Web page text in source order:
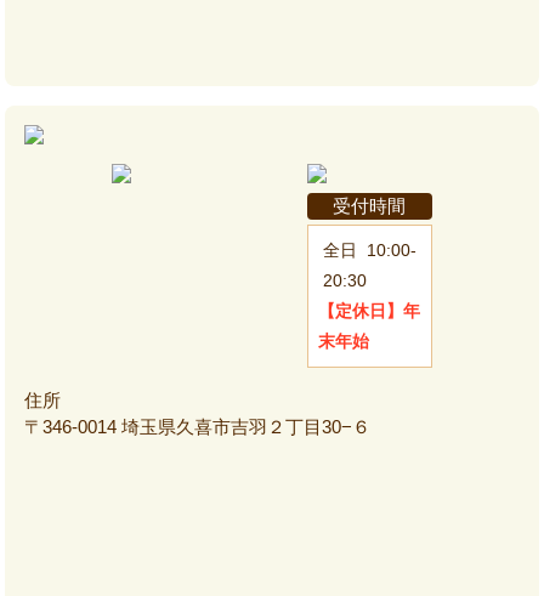
受付時間
全日
10:00-
20:30
【定休日】 年
末年始
住所
〒346-0014 埼玉県久喜市吉羽２丁目30−６